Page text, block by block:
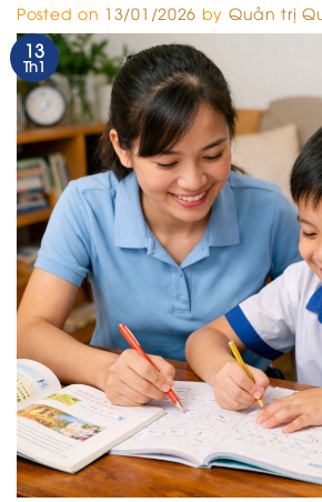
Posted on 13/01/2026 by Quản trị
13
Th1